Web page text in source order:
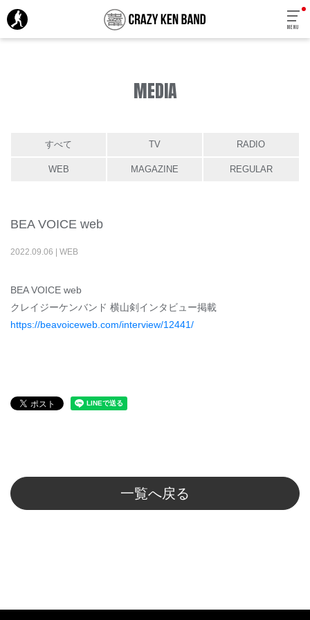
MENU
MEDIA
すべて TV RADIO
WEB MAGAZINE REGULAR
BEA VOICE web
2022.09.06 WEB
BEA VOICE web
クレイジーケンバンド 横山剣インタビュー掲載
https://beavoiceweb.com/interview/12441/
一覧へ戻る